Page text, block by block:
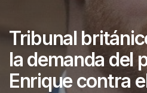
Tribunal
la demanda del
Enrique contra